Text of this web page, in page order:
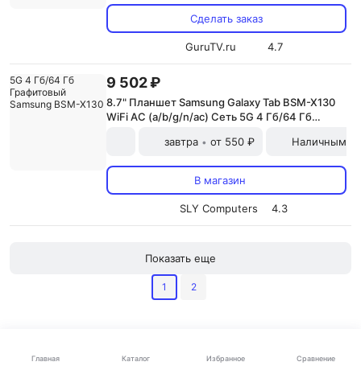
Главная Каталог Избранное Сравнение
Сделать заказ
GuruTV.ru 4.7
9 502 ₽
8.7" Планшет Samsung Galaxy Tab BSM-X130
WiFi AC (a/b/g/n/ac) Сеть 5G 4 Гб/64 Гб
завтра • от 550 ₽ Наличными
В магазин
SLY Computers 4.3
Показать еще
1 2
интернет-магазинах Балашихи